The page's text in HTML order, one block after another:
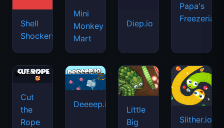
Shell
Shockers
Mini
Monkey
Mart
Diep.io
Papa's
Freezeria
Cut
the
Rope
Deeeep.io
Little
Big
Slither.io